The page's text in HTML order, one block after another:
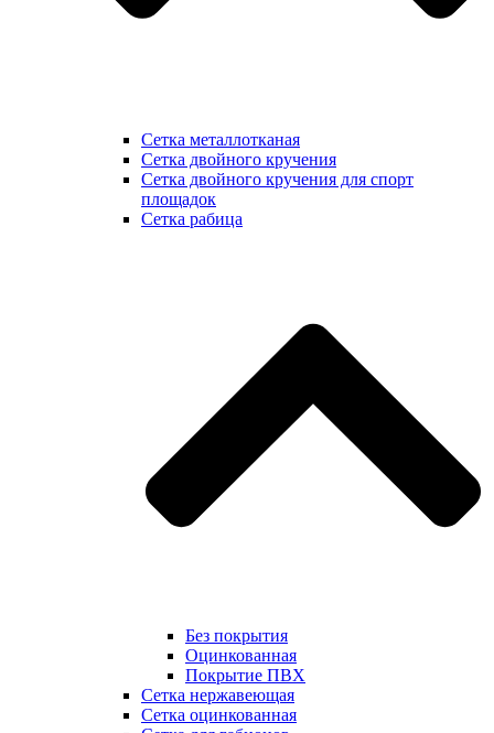
Сетка металлотканая
Сетка двойного кручения
Сетка двойного кручения для спорт
площадок
Сетка рабица
Без покрытия
Оцинкованная
Покрытие ПВХ
Сетка нержавеющая
Сетка оцинкованная